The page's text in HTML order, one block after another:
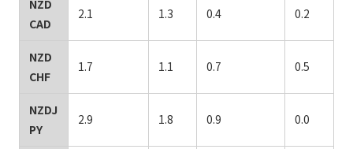
NZD
CAD
2.1 1.3 0.4 0.2
NZD
CHF
1.7 1.1 0.7 0.5
NZDJ
PY
2.9 1.8 0.9 0.0